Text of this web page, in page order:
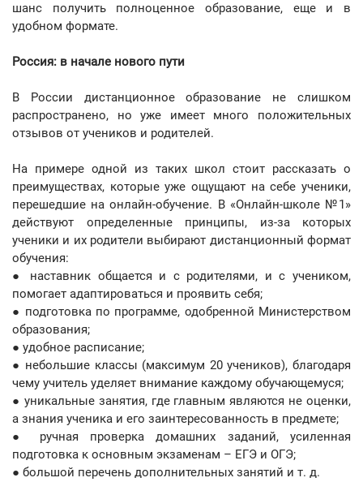
шанс получить полноценное образование, еще и в
удобном формате.
Россия: в начале нового пути
В России дистанционное образование не слишком
распространено, но уже имеет много положительных
отзывов от учеников и родителей.
На примере одной из таких школ стоит рассказать о
преимуществах, которые уже ощущают на себе ученики,
перешедшие на онлайн-обучение. В «Онлайн-школе №1»
действуют определенные принципы, из-за которых
ученики и их родители выбирают дистанционный формат
обучения:
● наставник общается и с родителями, и с учеником,
помогает адаптироваться и проявить себя;
● подготовка по программе, одобренной Министерством
образования;
● удобное расписание;
● небольшие классы (максимум 20 учеников), благодаря
чему учитель уделяет внимание каждому обучающемуся;
● уникальные занятия, где главным являются не оценки,
а знания ученика и его заинтересованность в предмете;
● ручная проверка домашних заданий, усиленная
подготовка к основным экзаменам – ЕГЭ и ОГЭ;
● большой перечень дополнительных занятий и т. д.